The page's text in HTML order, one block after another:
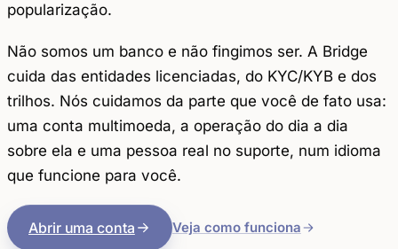
popularização.
Não somos um banco e não fingimos ser. A Bridge
cuida das entidades licenciadas, do KYC/KYB e dos
trilhos. Nós cuidamos da parte que você de fato usa:
uma conta multimoeda, a operação do dia a dia
sobre ela e uma pessoa real no suporte, num idioma
que funcione para você.
Abrir uma conta Veja como funciona